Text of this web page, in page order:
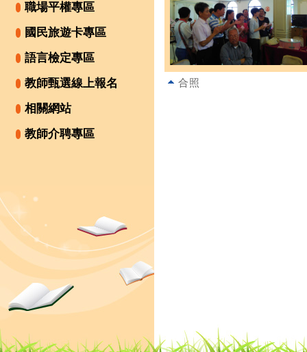
職場平權專區
國民旅遊卡專區
語言檢定專區
教師甄選線上報名
相關網站
教師介聘專區
合照